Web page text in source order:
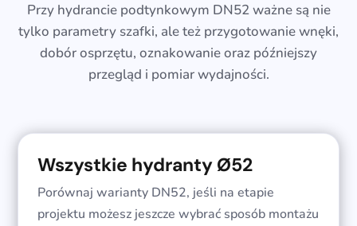
Przy hydrancie podtynkowym DN52 ważne są nie
tylko parametry szafki, ale też przygotowanie wnęki,
dobór osprzętu, oznakowanie oraz późniejszy
przegląd i pomiar wydajności.
Wszystkie hydranty Ø52
Porównaj warianty DN52, jeśli na etapie
projektu możesz jeszcze wybrać sposób montażu